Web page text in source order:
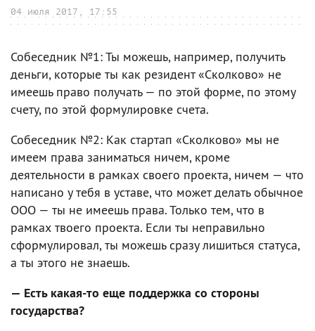
04 июля 2017, 17:55
Собеседник №1: Ты можешь, например, получить
деньги, которые ты как резидент «Сколково» не
имеешь право получать — по этой форме, по этому
счету, по этой формулировке счета.
Собеседник №2: Как стартап «Сколково» мы не
имеем права заниматься ничем, кроме
деятельности в рамках своего проекта, ничем — что
написано у тебя в уставе, что может делать обычное
ООО — ты не имеешь права. Только тем, что в
рамках твоего проекта. Если ты неправильно
сформулировал, ты можешь сразу лишиться статуса,
а ты этого не знаешь.
— Есть какая-то еще поддержка со стороны
государства?